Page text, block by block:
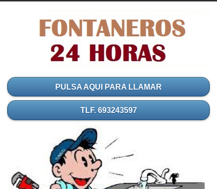
PULSA AQUI PARA LLAMAR
TLF. 693243597